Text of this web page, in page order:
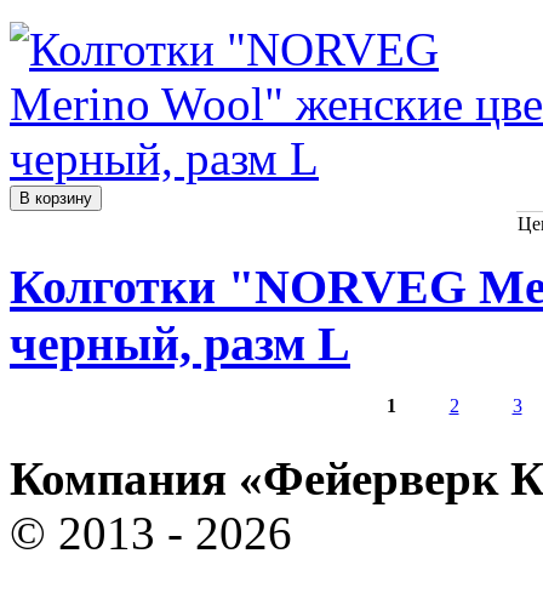
Колготки "NORVEG
черный, разм L
1 2 3
Компания «Фейерверк
© 2013 - 2026